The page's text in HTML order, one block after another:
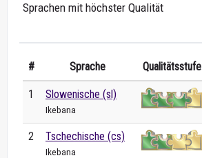
Sprachen mit höchster Qualität
# Sprache Qualitätsstufe
1 Slowenische (sl)
Ikebana
2 Tschechische (cs)
Ikebana